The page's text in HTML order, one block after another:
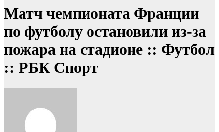
Матч чемпионата Франции
по футболу остановили из-за
пожара на стадионе :: Футбол
:: РБК Спорт